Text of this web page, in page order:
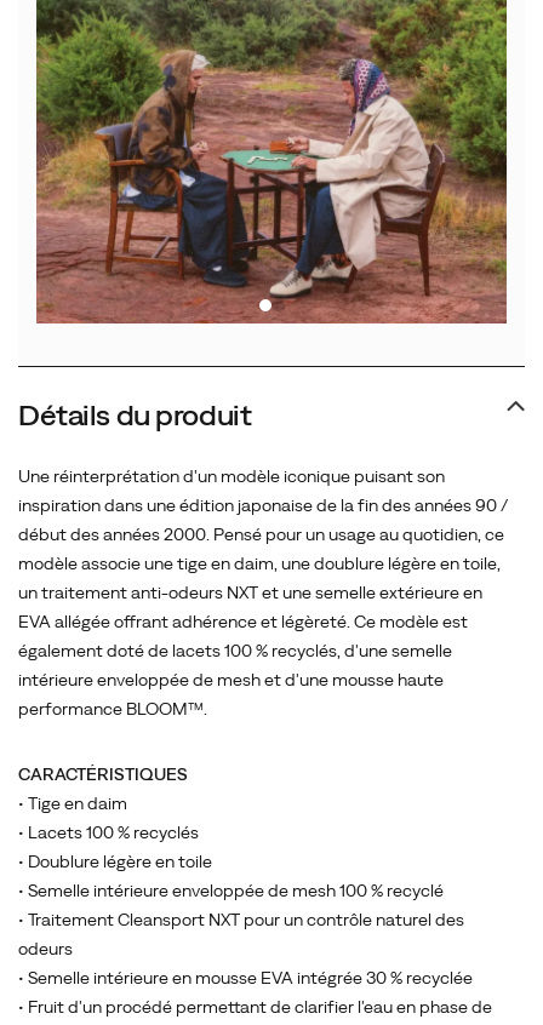
Détails du produit
Une réinterprétation d'un modèle iconique puisant son
inspiration dans une édition japonaise de la fin des années 90 /
début des années 2000. Pensé pour un usage au quotidien, ce
modèle associe une tige en daim, une doublure légère en toile,
un traitement anti-odeurs NXT et une semelle extérieure en
EVA allégée offrant adhérence et légèreté. Ce modèle est
également doté de lacets 100 % recyclés, d'une semelle
intérieure enveloppée de mesh et d'une mousse haute
performance BLOOM™.
CARACTÉRISTIQUES
• Tige en daim
• Lacets 100 % recyclés
• Doublure légère en toile
• Semelle intérieure enveloppée de mesh 100 % recyclé
• Traitement Cleansport NXT pour un contrôle naturel des
odeurs
• Semelle intérieure en mousse EVA intégrée 30 % recyclée
• Fruit d'un procédé permettant de clarifier l'eau en phase de